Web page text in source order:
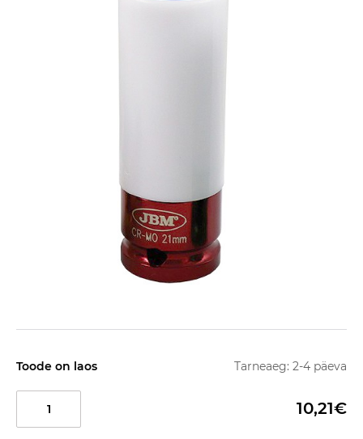
Toode on laos Tarneaeg: 2-4 päeva
10,21€